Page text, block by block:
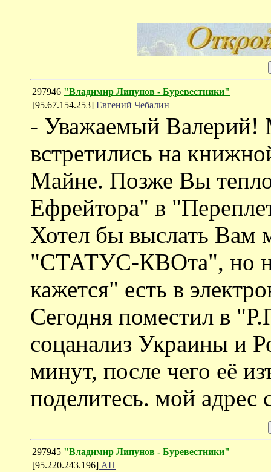
297946 "Владимир Липунов - Буревестники"
[95.67.154.253] Евгений Чебалин
- Уважаемый Валерий!
встретились на
Майне. Позже Вы
Ефрейтора" в
Хотел бы выслать Вам
"СТАТУС-КВОта", но
кажется" есть в
Сегодня поместил в
соцанализ Украины и
минут, после чего её
поделитесь. мой
297945 "Владимир Липунов - Буревестники"
[95.220.243.196] АП